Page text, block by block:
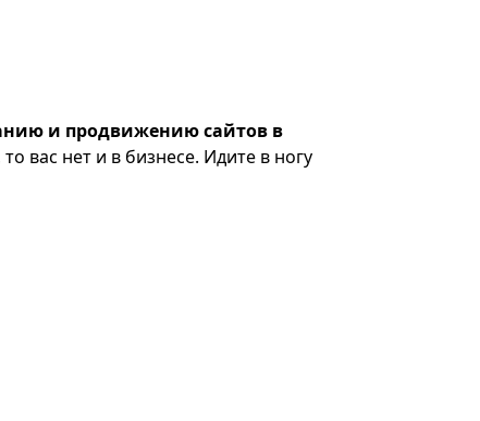
и продвижению сайтов в
вас нет и в бизнесе. Идите в ногу